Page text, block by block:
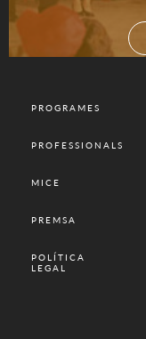
PROGRAMES
PROFESSIONALS
MICE
PREMSA
POLÍTICA
LEGAL